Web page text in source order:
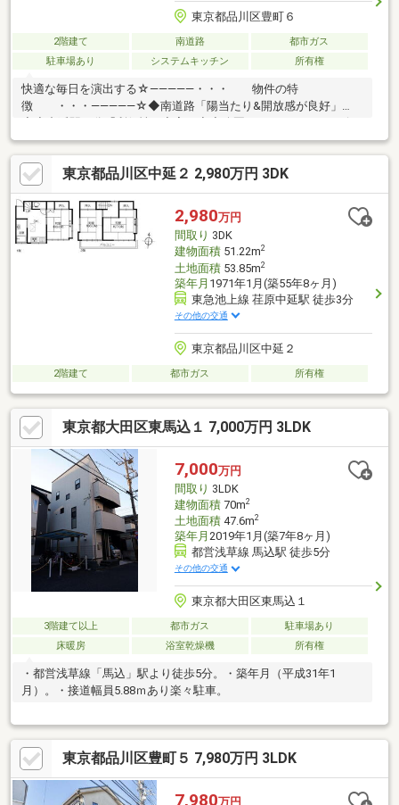
東京都品川区豊町６
2階建て 南道路
都市ガス
駐車場あり
システムキッチン 所有権
快適な毎日を演出する☆―――――・・・ 物件の特
徴 ・・・―――――☆◆南道路「陽当たり&開放感が良好」
も近く生活環境良好まずは、現地をご案内させていただきます！
お気軽にお問い合わせください。☆―――――・・・
―☆― ・・・―――――☆
東京都品川区中延２ 2,980万円 3DK
2,980万円
間取り 3DK
建物面積51.22m2
土地面積53.85m2
築年月 1971年1月(築55年8ヶ月)
東急池上線 荏原中延駅 徒歩3分
その他の交通
東京都品川区中延２
2階建て 都市ガス 所有権
東京都大田区東馬込１ 7,000万円 3LDK
7,000万円
間取り 3LDK
建物面積70m2
土地面積47.6m2
築年月 2019年1月(築7年8ヶ月)
都営浅草線 馬込駅 徒歩5分
その他の交通
東京都大田区東馬込１
3階建て以上 都市ガス
駐車場あり
床暖房
浴室乾燥機 所有権
・都営浅草線「馬込」駅より徒歩5分。・築年月（平成31年1
月）。・接道幅員5.88ｍあり楽々駐車。
東京都品川区豊町５ 7,980万円 3LDK
7,980万円